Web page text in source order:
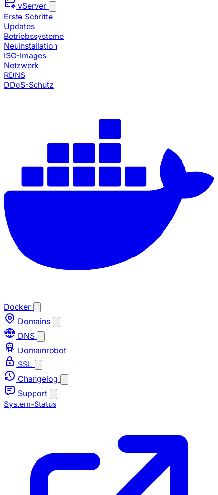
vServer
Erste Schritte
Updates
Betriebssysteme
Neuinstallation
ISO-Images
Netzwerk
RDNS
DDoS-Schutz
Docker
Domains
DNS
Domainrobot
SSL
Changelog
Support
System-Status